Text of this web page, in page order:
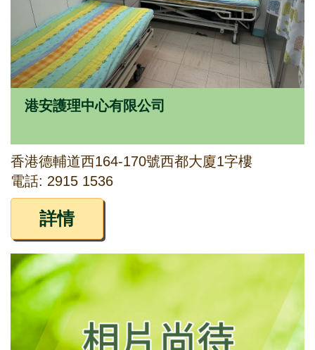
港安護理中心有限公司
香港德輔道西164-170號西都大廈1字樓
電話: 2915 1536
詳情